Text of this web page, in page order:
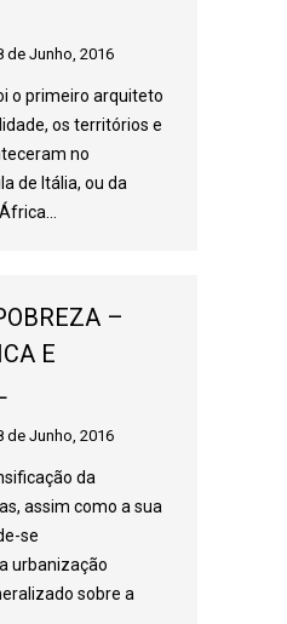
de Junho, 2016
o primeiro arquiteto
os territórios e
no
de Itália, ou da
–
E
de Junho, 2016
da
assim como a sua
se
urbanização
sobre a